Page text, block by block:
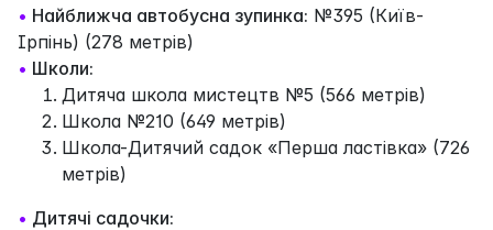
• Найближча автобусна зупинка: №395 (Київ-
Ірпінь) (278 метрів)
• Школи:
Дитяча школа мистецтв №5 (566 метрів)
Школа №210 (649 метрів)
Школа-Дитячий садок «Перша ластівка» (726
метрів)
• Дитячі садочки: